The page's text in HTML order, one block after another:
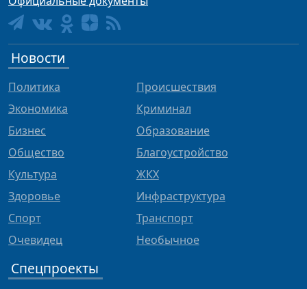
Новости
Политика
Экономика
Бизнес
Общество
Культура
Здоровье
Спорт
Очевидец
Происшествия
Криминал
Образование
Благоустройство
ЖКХ
Инфраструктура
Транспорт
Необычное
Спецпроекты